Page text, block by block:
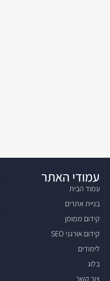
עמודי האתר
עמוד הבית
בניית אתרים
קידום ממומן
קידום אורגני SEO
לימודים
בלוג
צור קשר